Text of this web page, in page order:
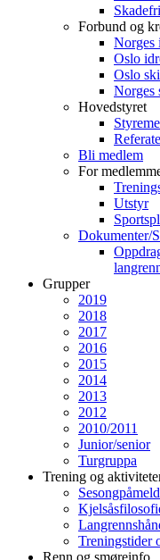
Skadefri
Forbund og
Norges
Oslo
Oslo
Norges
Hovedstyret
Bli medlem
For
Utstyr
Dokumenter/
Grupper
2019
2018
2017
2016
2015
2014
2013
2012
2010/2011
Junior/senior
Turgruppa
Trening og
Treningstider
Renn og smøreinfo